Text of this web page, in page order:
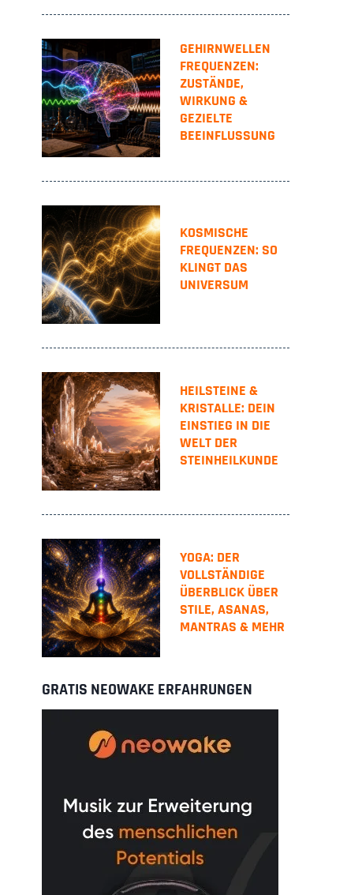
GEHIRNWELLEN
FREQUENZEN:
ZUSTÄNDE,
WIRKUNG &
GEZIELTE
BEEINFLUSSUNG
KOSMISCHE
FREQUENZEN: SO
KLINGT DAS
UNIVERSUM
HEILSTEINE &
KRISTALLE: DEIN
EINSTIEG IN DIE
WELT DER
STEINHEILKUNDE
YOGA: DER
VOLLSTÄNDIGE
ÜBERBLICK ÜBER
STILE, ASANAS,
MANTRAS & MEHR
GRATIS NEOWAKE ERFAHRUNGEN